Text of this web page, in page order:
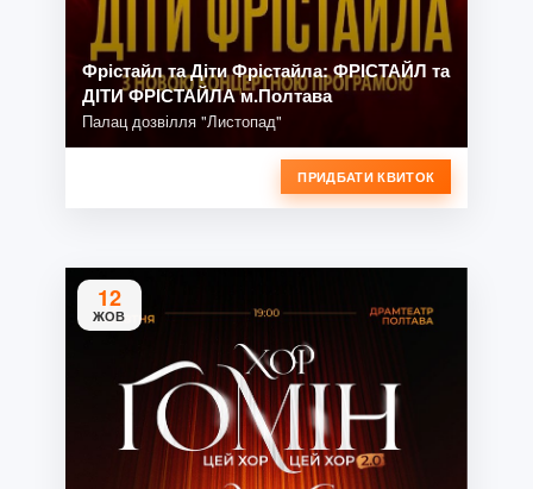
Фрістайл та Діти Фрістайла: ФРІСТАЙЛ та
ДІТИ ФРІСТАЙЛА м.Полтава
Палац дозвілля "Листопад"
ПРИДБАТИ КВИТОК
12
ЖОВ